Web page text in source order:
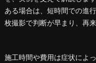
ある場合は、短時間での進
枚撮影で判断が早まり、再
施工時間や費用は症状によ